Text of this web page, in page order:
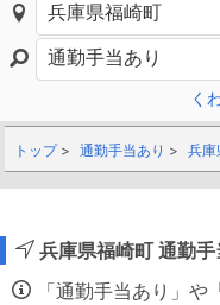
く
トップ 通勤手当あり 兵庫
兵庫県福崎町 通勤
「通勤手当あり」